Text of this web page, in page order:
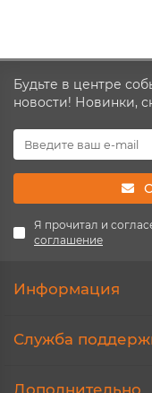
Будьте в центре
новости! Новинки,
Я прочитал и
соглашение
Информация
Служба